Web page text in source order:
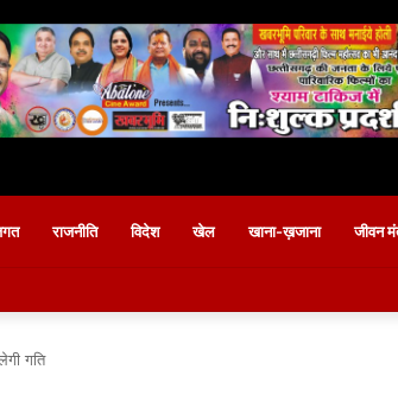
राजनीति विदेश खेल खाना-ख़जाना जीवन
गति